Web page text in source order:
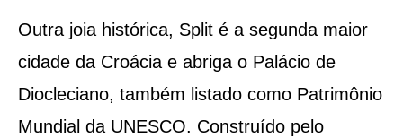
Outra joia histórica, Split é a segunda maior
cidade da Croácia e abriga o Palácio de
Diocleciano, também listado como Patrimônio
Mundial da UNESCO. Construído pelo